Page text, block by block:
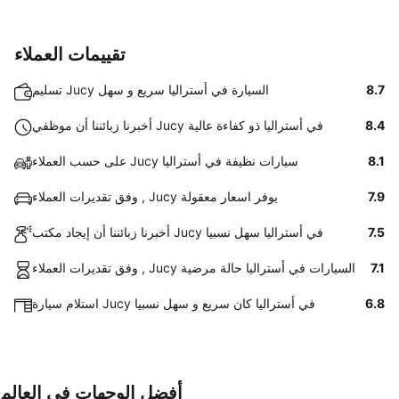
تقييمات العملاء
تسليم Jucy السيارة في أستراليا سريع و سهل 8.7
أخبرنا زبائننا أن موظفي Jucy في أستراليا ذو كفاءة عالية 8.4
على حسب العملاء Jucy سيارات نظيفة في أستراليا 8.1
وفق تقديرات العملاء , Jucy يوفر اسعار معقولة 7.9
أخبرنا زبائننا أن إيجاد مكتب Jucy في أستراليا سهل نسبيا 7.5
وفق تقديرات العملاء , Jucy السيارات في أستراليا حالة مرضية 7.1
استلام سيارة Jucy في أستراليا كان سريع و سهل نسبيا 6.8
أفضل الوجهات في العالم